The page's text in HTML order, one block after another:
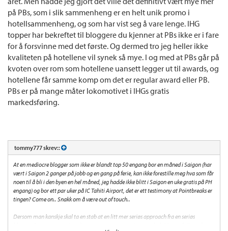
på PBs, som i slik sammenheng er en helt unik promo i
hotellsammenheng, og som har vist seg å vare lenge. IHG
topper har bekreftet til bloggere du kjenner at PBs ikke er i fare
for å forsvinne med det første. Og dermed tro jeg heller ikke
kvaliteten på hotellene vil synek så mye. I og med at PBs går på
kvoten over rom som hotellene uansett legger ut til awards, og
hotellene får samme komp om det er regular award eller PB.
PBs er på mange måter lokomotivet i IHGs gratis
markedsføring.
tommy777 skrev::
At en mediocre blogger som ikke er blandt top 50 engang bor en måned i Saigon (har
vært i Saigon 2 ganger på jobb og en gang på ferie, kan ikke forestille meg hva som får
noen til å bli i den byen en hel måned, jeg hadde ikke blitt i Saigon en uke gratis på PH
engang) og bor ett par uker på IC Tahiti Airport, det er ett testimony at Pointbreaks er
tingen? Come on.. Snakk om å være out of touch..
Dersom man kanskje skal ta en stab at en litt mer seriøs approach fra en seriøs